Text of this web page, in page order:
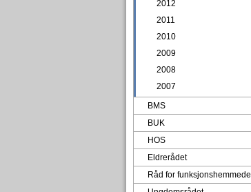
2012
2011
2010
2009
2008
2007
BMS
BUK
HOS
Eldrerådet
Råd for funksjonshemmede